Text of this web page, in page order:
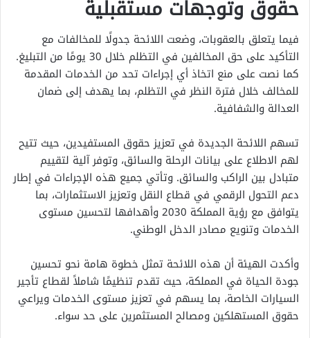
حقوق وتوجهات مستقبلية
فيما يتعلق بالعقوبات، وضعت اللائحة جدولًا للمخالفات مع
التأكيد على حق المخالفين في التظلم خلال 30 يومًا من التبليغ.
كما نصت على منع اتخاذ أي إجراءات تحد من الخدمات المقدمة
للمخالف خلال فترة النظر في التظلم، بما يهدف إلى ضمان
العدالة والشفافية.
تسهم اللائحة الجديدة في تعزيز حقوق المستفيدين، حيث تتيح
لهم الاطلاع على بيانات الرحلة والسائق، وتوفر آلية لتقييم
متبادل بين الراكب والسائق. وتأتي جميع هذه الإجراءات في إطار
دعم التحول الرقمي في قطاع النقل وتعزيز الاستثمارات، بما
يتوافق مع رؤية المملكة 2030 وأهدافها لتحسين مستوى
الخدمات وتنويع مصادر الدخل الوطني.
وأكدت الهيئة أن هذه اللائحة تمثل خطوة هامة نحو تحسين
جودة الحياة في المملكة، حيث تقدم تنظيمًا شاملاً لقطاع تأجير
السيارات الخاصة، بما يسهم في تعزيز مستوى الخدمات ويراعي
حقوق المستهلكين ومصالح المستثمرين على حد سواء.